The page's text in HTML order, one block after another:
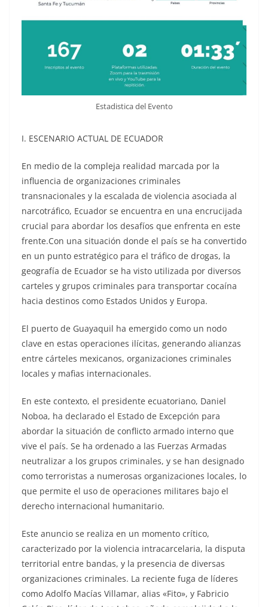
Estadistica del Evento
I. ESCENARIO ACTUAL DE ECUADOR
En medio de la compleja realidad marcada por la
influencia de organizaciones criminales
transnacionales y la escalada de violencia asociada al
narcotráfico, Ecuador se encuentra en una encrucijada
crucial para abordar los desafíos que enfrenta en este
frente.Con una situación donde el país se ha convertido
en un punto estratégico para el tráfico de drogas, la
geografía de Ecuador se ha visto utilizada por diversos
carteles y grupos criminales para transportar cocaína
hacia destinos como Estados Unidos y Europa.
El puerto de Guayaquil ha emergido como un nodo
clave en estas operaciones ilícitas, generando alianzas
entre cárteles mexicanos, organizaciones criminales
locales y mafias internacionales.
En este contexto, el presidente ecuatoriano, Daniel
Noboa, ha declarado el Estado de Excepción para
abordar la situación de conflicto armado interno que
vive el país. Se ha ordenado a las Fuerzas Armadas
neutralizar a los grupos criminales, y se han designado
como terroristas a numerosas organizaciones locales, lo
que permite el uso de operaciones militares bajo el
derecho internacional humanitario.
Este anuncio se realiza en un momento crítico,
caracterizado por la violencia intracarcelaria, la disputa
territorial entre bandas, y la presencia de diversas
organizaciones criminales. La reciente fuga de líderes
como Adolfo Macías Villamar, alias «Fito», y Fabricio